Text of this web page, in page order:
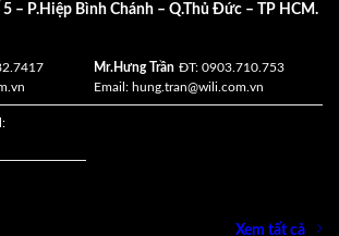
– P.Hiệp Bình Chánh – Q.Thủ Đức – TP HCM.
Mr.Hưng Trần ĐT: 0903.710.753
Email: hung.tran@wili.com.vn
Xem tất cả